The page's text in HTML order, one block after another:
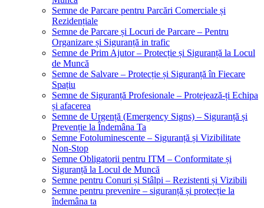
Semne de Parcare pentru Parcări Comerciale și
Rezidențiale
Semne de Parcare și Locuri de Parcare – Pentru
Organizare și Siguranță in trafic
Semne de Prim Ajutor – Protecție și Siguranță la Locul
de Muncă
Semne de Salvare – Protecție și Siguranță în Fiecare
Spațiu
Semne de Siguranță Profesionale – Protejează-ți Echipa
și afacerea
Semne de Urgență (Emergency Signs) – Siguranță și
Prevenție la Îndemâna Ta
Semne Fotoluminescente – Siguranță și Vizibilitate
Non-Stop
Semne Obligatorii pentru ITM – Conformitate și
Siguranță la Locul de Muncă
Semne pentru Conuri și Stâlpi – Rezistenti și Vizibili
Semne pentru prevenire – siguranță și protecție la
îndemâna ta